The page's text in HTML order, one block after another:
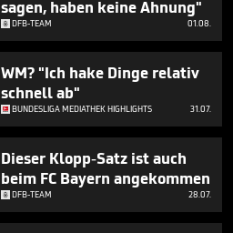
sagen, haben keine Ahnung"
DFB-TEAM 01.08.
WM? "Ich hake Dinge relativ
schnell ab"
BUNDESLIGA MEDIATHEK HIGHLIGHTS 31.07.
Dieser Klopp-Satz ist auch
beim FC Bayern angekommen
DFB-TEAM 28.07.